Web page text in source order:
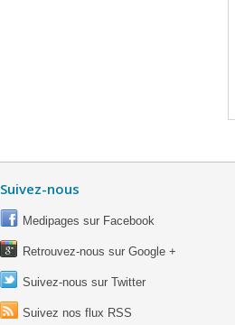
Suivez-nous
Medipages sur Facebook
Retrouvez-nous sur Google +
Suivez-nous sur Twitter
Suivez nos flux RSS